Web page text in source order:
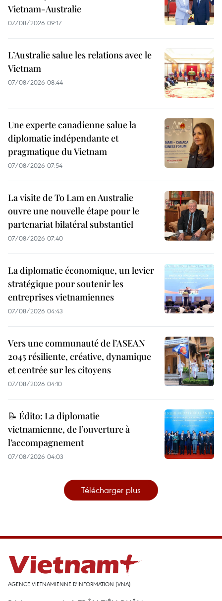
Vietnam-Australie
07/08/2026 09:17
L’Australie salue les relations avec le
Vietnam
07/08/2026 08:44
Une experte canadienne salue la
diplomatie indépendante et
pragmatique du Vietnam
07/08/2026 07:54
La visite de To Lam en Australie
ouvre une nouvelle étape pour le
partenariat bilatéral substantiel
07/08/2026 07:40
La diplomatie économique, un levier
stratégique pour soutenir les
entreprises vietnamiennes
07/08/2026 04:43
Vers une communauté de l’ASEAN
2045 résiliente, créative, dynamique
et centrée sur les citoyens
07/08/2026 04:10
📝 Édito: La diplomatie
vietnamienne, de l’ouverture à
l’accompagnement
07/08/2026 04:03
Télécharger plus
AGENCE VIETNAMIENNE D'INFORMATION (VNA)